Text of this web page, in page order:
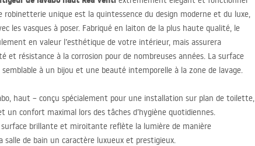
robinetterie unique est la quintessence du design moderne et du luxe,
les vasques à poser. Fabriqué en laiton de la plus haute qualité, le
en valeur l’esthétique de votre intérieur, mais assurera
et résistance à la corrosion pour de nombreuses années. La surface
à un bijou et une beauté intemporelle à la zone de lavage.
haut – conçu spécialement pour une installation sur plan de toilette,
un confort maximal lors des tâches d’hygiène quotidiennes.
surface brillante et miroitante reflète la lumière de manière
salle de bain un caractère luxueux et prestigieux.